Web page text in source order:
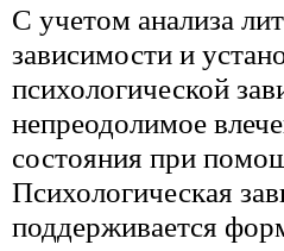
С учетом анализа
зависимости и
психологической
непреодолимое
состояния при
Психологическая
поддерживается